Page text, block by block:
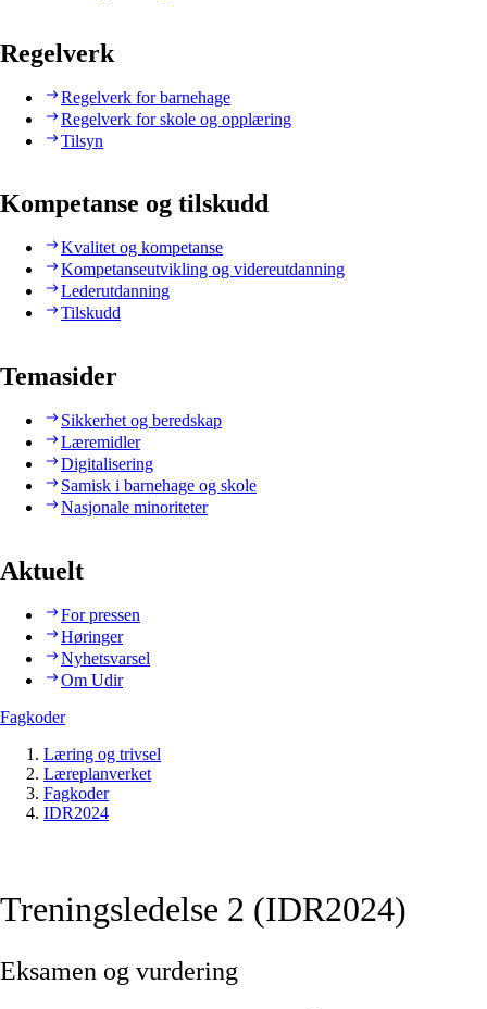
Regelverk
Regelverk for barnehage
Regelverk for skole og opplæring
Tilsyn
Kompetanse og tilskudd
Kvalitet og kompetanse
Kompetanseutvikling og videreutdanning
Lederutdanning
Tilskudd
Temasider
Sikkerhet og beredskap
Læremidler
Digitalisering
Samisk i barnehage og skole
Nasjonale minoriteter
Aktuelt
For pressen
Høringer
Nyhetsvarsel
Om Udir
Fagkoder
Læring og trivsel
Læreplanverket
Fagkoder
IDR2024
Treningsledelse 2 (IDR2024)
Eksamen og vurdering